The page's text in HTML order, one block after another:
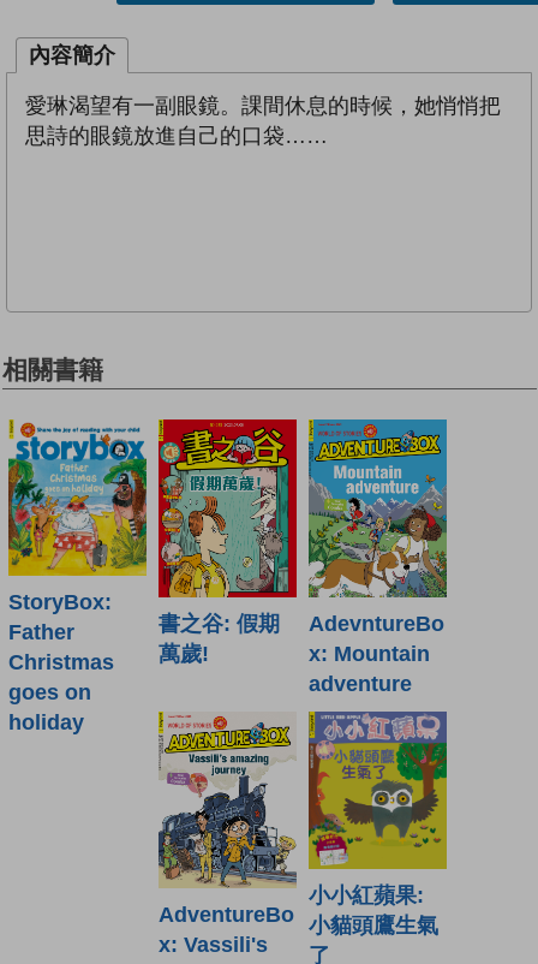
內容簡介
愛琳渴望有一副眼鏡。課間休息的時候，她悄悄把
思詩的眼鏡放進自己的口袋……
相關書籍
StoryBox:
Father
Christmas
goes on
holiday
書之谷: 假期
萬歲!
AdevntureBo
x: Mountain
adventure
AdventureBo
x: Vassili's
小小紅蘋果:
小貓頭鷹生氣
了